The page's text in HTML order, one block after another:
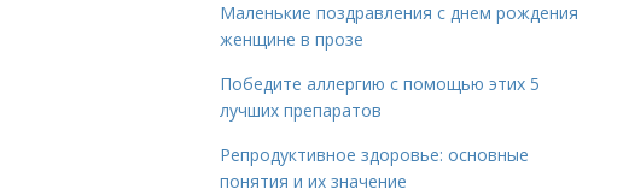
Маленькие поздравления с днем рождения
женщине в прозе
Победите аллергию с помощью этих 5
лучших препаратов
Репродуктивное здоровье: основные
понятия и их значение